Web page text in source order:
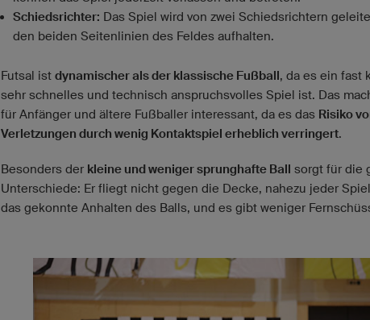
Schiedsrichter: Das Spiel wird von zwei Schiedsrichtern
den beiden Seitenlinien des Feldes aufhalten.
Futsal ist dynamischer als der klassische Fußball, da es ein fast
sehr schnelles und technisch anspruchsvolles Spiel ist. Das
für Anfänger und ältere Fußballer interessant, da es das Risiko
Verletzungen durch wenig Kontaktspiel erheblich verringert.
Besonders der kleine und weniger sprunghafte Ball sorgt für die
Unterschiede: Er fliegt nicht gegen die Decke, nahezu jeder
das gekonnte Anhalten des Balls, und es gibt weniger